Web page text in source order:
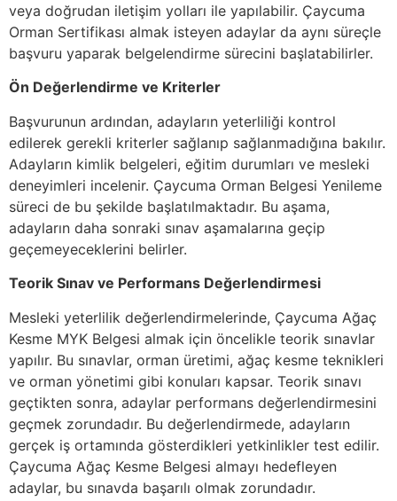
veya doğrudan iletişim yolları ile yapılabilir. Çaycuma
Orman Sertifikası almak isteyen adaylar da aynı süreçle
başvuru yaparak belgelendirme sürecini başlatabilirler.
Ön Değerlendirme ve Kriterler
Başvurunun ardından, adayların yeterliliği kontrol
edilerek gerekli kriterler sağlanıp sağlanmadığına bakılır.
Adayların kimlik belgeleri, eğitim durumları ve mesleki
deneyimleri incelenir. Çaycuma Orman Belgesi Yenileme
süreci de bu şekilde başlatılmaktadır. Bu aşama,
adayların daha sonraki sınav aşamalarına geçip
geçemeyeceklerini belirler.
Teorik Sınav ve Performans Değerlendirmesi
Mesleki yeterlilik değerlendirmelerinde, Çaycuma Ağaç
Kesme MYK Belgesi almak için öncelikle teorik sınavlar
yapılır. Bu sınavlar, orman üretimi, ağaç kesme teknikleri
ve orman yönetimi gibi konuları kapsar. Teorik sınavı
geçtikten sonra, adaylar performans değerlendirmesini
geçmek zorundadır. Bu değerlendirmede, adayların
gerçek iş ortamında gösterdikleri yetkinlikler test edilir.
Çaycuma Ağaç Kesme Belgesi almayı hedefleyen
adaylar, bu sınavda başarılı olmak zorundadır.